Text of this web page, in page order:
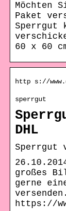
Möchten
Paket
Sperrgut
60 x 60
http s://
sperrgut
DHL
Sperrgut
großes
gerne
https://